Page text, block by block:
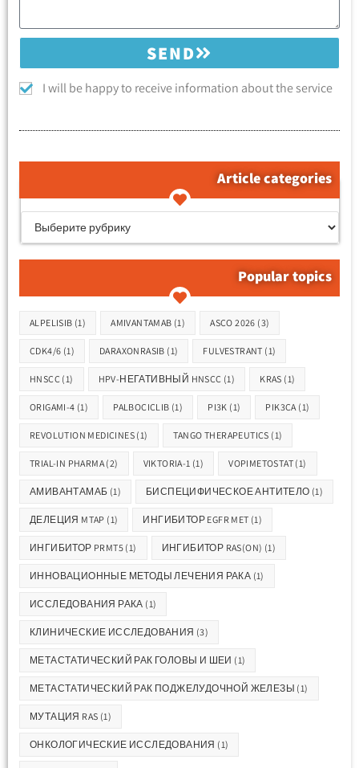
I will be happy to receive information about the service
SEND
Article categories
Popular topics
ALPELISIB (1) AMIVANTAMAB (1) ASCO 2026 (3)
CDK4/6 (1) DARAXONRASIB (1) FULVESTRANT (1)
HNSCC (1) HPV-НЕГАТИВНЫЙ HNSCC (1) KRAS (1)
ORIGAMI-4 (1) PALBOCICLIB (1) PI3K (1) PIK3CA(1)
REVOLUTION MEDICINES (1) TANGO THERAPEUTICS (1)
TRIAL-IN PHARMA(2) VIKTORIA-1 (1) VOPIMETOSTAT (1)
АМИВАНТАМАБ (1) БИСПЕЦИФИЧЕСКОЕ АНТИТЕЛО (1)
ДЕЛЕЦИЯ MTAP (1) ИНГИБИТОР EGFR MET (1)
ИНГИБИТОР PRMT5 (1) ИНГИБИТОР RAS(ON) (1)
ИННОВАЦИОННЫЕ МЕТОДЫ ЛЕЧЕНИЯ РАКА (1)
ИССЛЕДОВАНИЯ РАКА (1)
КЛИНИЧЕСКИЕ ИССЛЕДОВАНИЯ (3)
МЕТАСТАТИЧЕСКИЙ РАК ГОЛОВЫ И ШЕИ (1)
МЕТАСТАТИЧЕСКИЙ РАК ПОДЖЕЛУДОЧНОЙ ЖЕЛЕЗЫ (1)
МУТАЦИЯ RAS (1)
ОНКОЛОГИЧЕСКИЕ ИССЛЕДОВАНИЯ (1)